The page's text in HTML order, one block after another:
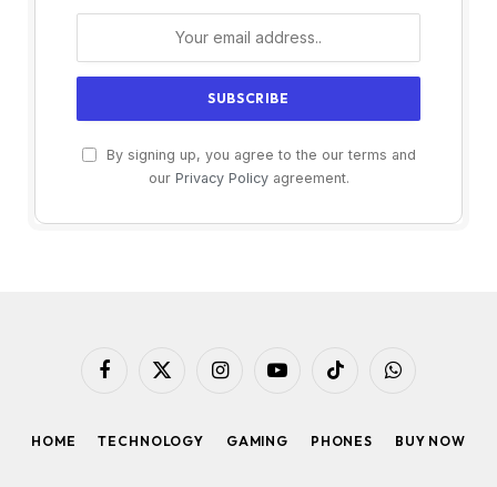
By signing up, you agree to the our terms and
our Privacy Policyagreement.
Facebook
X
InstagramYouTubeTikTok WhatsApp
HOME TECHNOLOGY GAMING PHONES BUY NOW